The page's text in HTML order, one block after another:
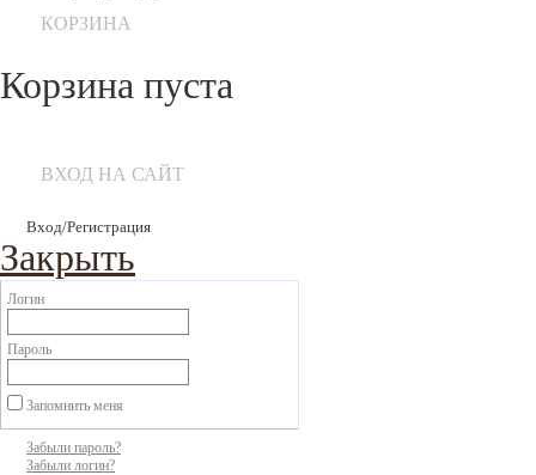
КОРЗИНА
Корзина пуста
ВХОД НА САЙТ
Вход/Регистрация
Закрыть
Логин
Пароль
Запомнить меня
Забыли пароль?
Забыли логин?